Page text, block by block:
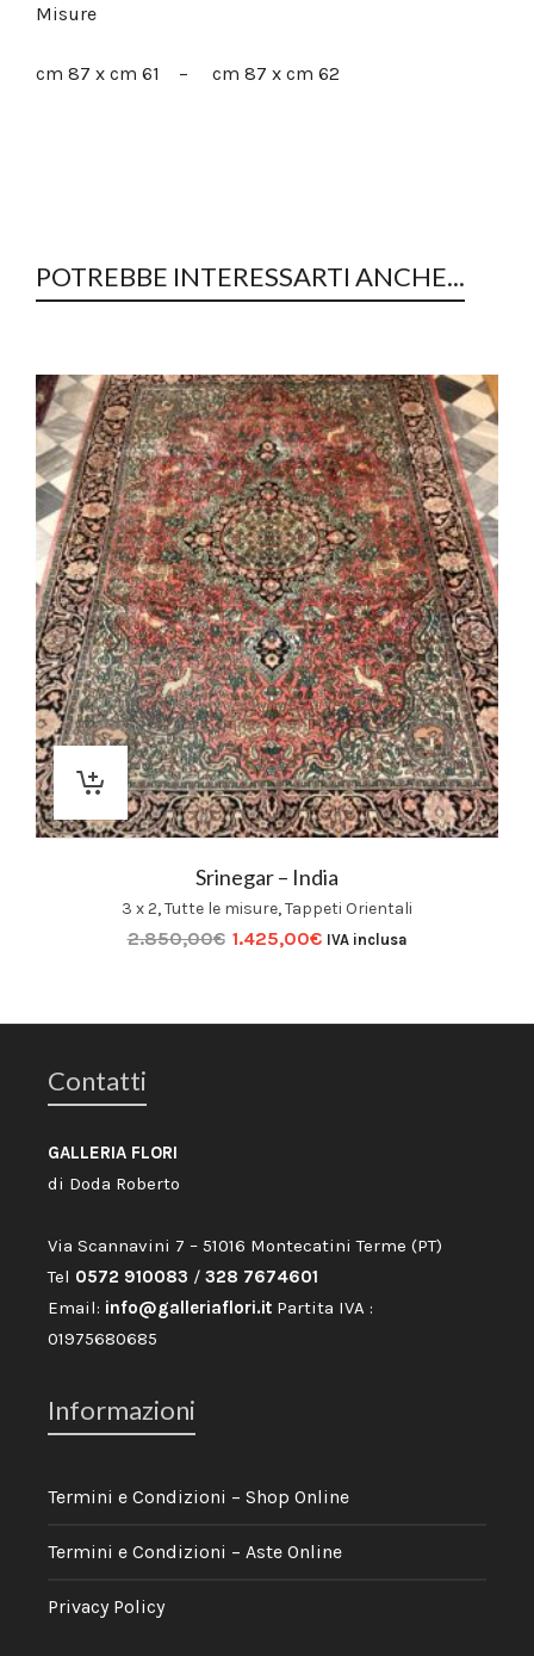
Misure
cm 87 x cm 61 – cm 87 x cm 62
POTREBBE INTERESSARTI ANCHE...
Srinegar – India
3 x 2,Tutte le misure,Tappeti Orientali
2.850,00€ 1.425,00€ IVA inclusa
Contatti
GALLERIA FLORI
di Doda Roberto
Via Scannavini 7 – 51016 Montecatini Terme (PT)
Tel 0572 910083 / 328 7674601
Email: info@galleriaflori.it Partita IVA :
01975680685
Informazioni
Termini e Condizioni – Shop Online
Termini e Condizioni – Aste Online
Privacy Policy